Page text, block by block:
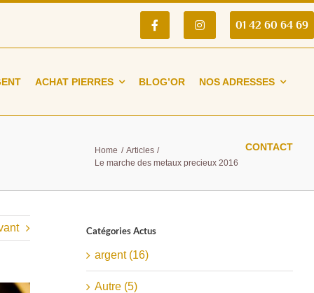
01 42 60 64 69
ACHAT PIERRES BLOG’OR NOS ADRESSES
Recyclor
Paris 6eme arrondissement La
M Saint-Germain-des-Prés
Tel. :01 42 60 24 24
CONTACT
Home
Articles
Le marche des metaux precieux 2016
Catégories Actus
argent (16)
Autre (5)